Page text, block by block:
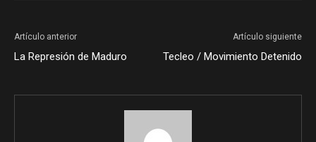
Artículo anterior
La Represión de Maduro
Artículo siguiente
Tecleo / Movimiento Detenido